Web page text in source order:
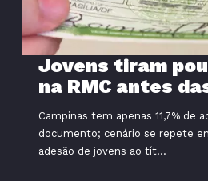
Jovens tiram
na RMC antes
Campinas tem apenas 11,7% de
documento; cenário se repete
adesão de jovens ao tít...